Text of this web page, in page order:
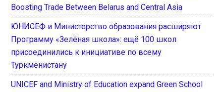
Boosting Trade Between Belarus and Central Asia
ЮНИСЕФ и Министерство образования расширяют
Программу «Зелёная школа»: ещё 100 школ
присоединились к инициативе по всему
Туркменистану
UNICEF and Ministry of Education expand Green School